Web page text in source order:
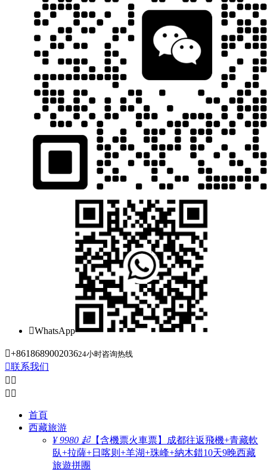
WhatsApp
+861868900203624小时咨询热线
联系我们
 
 
首頁
西藏旅游
¥ 9980 起【含機票火車票】成都往返飛機+青藏軟
臥+拉薩+日喀则+羊湖+珠峰+納木錯10天9晚西藏
旅遊拼團